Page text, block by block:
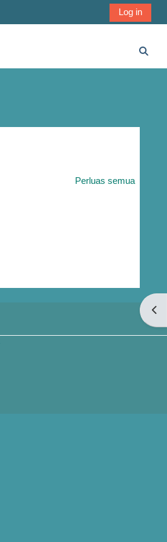
Log in
Perluas semua